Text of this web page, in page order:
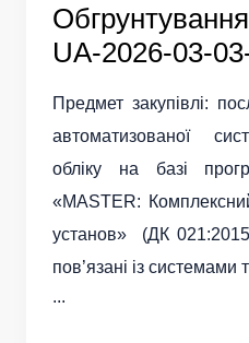
Обгрунтування
UA-2026-03-
Предмет закупівлі:
автоматизованої
обліку на базі
«MASTER:
установ» (ДК
пов’язані із системами
...